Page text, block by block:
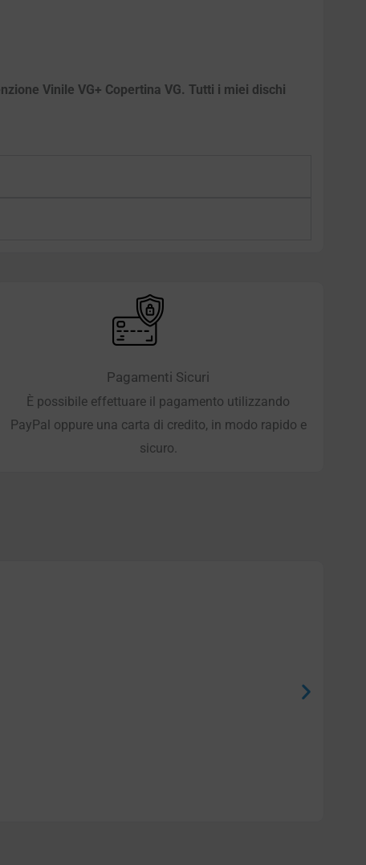
Vinile VG+ Copertina VG. Tutti i miei dischi
Pagamenti Sicuri
È possibile effettuare il pagamento utilizzando
PayPal oppure una carta di credito, in modo rapido e
sicuro.